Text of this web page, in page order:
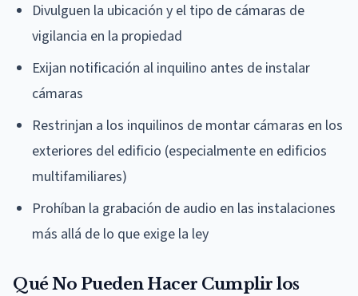
Divulguen la ubicación y el tipo de cámaras de
vigilancia en la propiedad
Exijan notificación al inquilino antes de instalar
cámaras
Restrinjan a los inquilinos de montar cámaras en los
exteriores del edificio (especialmente en edificios
multifamiliares)
Prohíban la grabación de audio en las instalaciones
más allá de lo que exige la ley
Qué No Pueden Hacer Cumplir los